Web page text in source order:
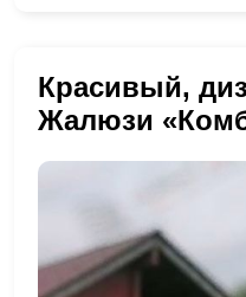
Красивый,
Жалюзи